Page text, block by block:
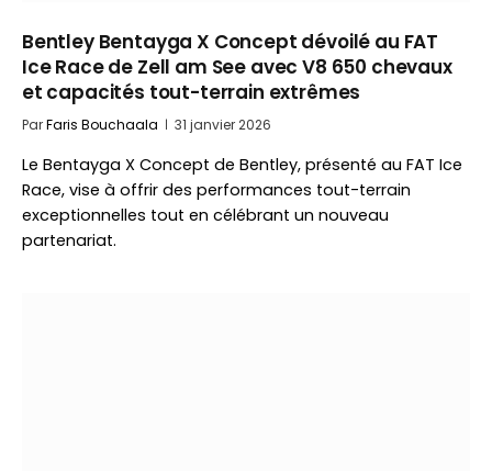
Bentley Bentayga X Concept dévoilé au FAT
Ice Race de Zell am See avec V8 650 chevaux
et capacités tout-terrain extrêmes
ParFaris Bouchaala 31 janvier 2026
Le Bentayga X Concept de Bentley, présenté au FAT Ice
Race, vise à offrir des performances tout-terrain
exceptionnelles tout en célébrant un nouveau
partenariat.